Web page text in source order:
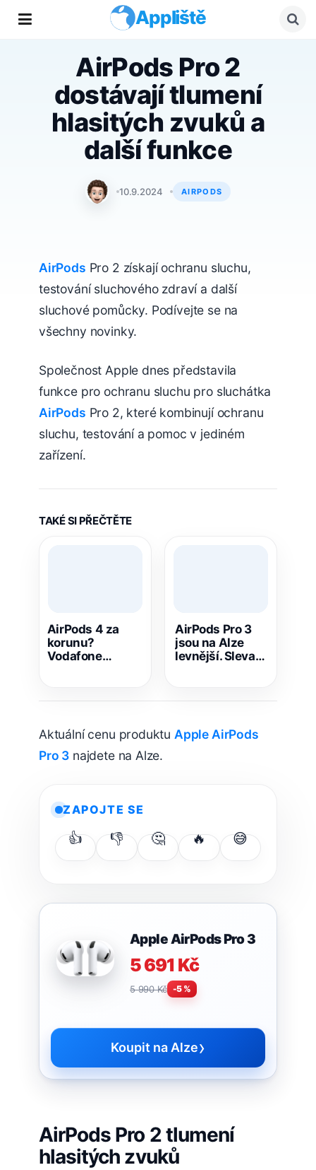
Appliště
AirPods Pro 2
dostávají tlumení
hlasitých zvuků a
další funkce
Matyáš Kozák
10.9.2024 AIRPODS
AirPods Pro 2 získají ochranu sluchu,
testování sluchového zdraví a další
sluchové pomůcky. Podívejte se na
všechny novinky.
Společnost Apple dnes představila
funkce pro ochranu sluchu pro sluchátka
AirPods Pro 2, které kombinují ochranu
sluchu, testování a pomoc v jediném
zařízení.
TAKÉ SI PŘEČTĚTE
AirPods 4 za
korunu?
Vodafone
AirPods Pro 3
jsou na Alze
levnější. Sleva
Aktuální cenu produktu Apple AirPods
Pro 3 najdete na Alze.
ZAPOJTE SE
👍 👎 🤔 🔥 😅
Apple AirPods Pro 3
5 691 Kč
5 990 Kč -5 %
Koupit na Alze›
AirPods Pro 2 tlumení
hlasitých zvuků